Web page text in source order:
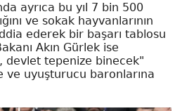
ayrıca bu yıl 7 bin 500
ve sokak hayvanlarının
ederek bir başarı tablosu
Akın Gürlek ise
devlet tepenize binecek"
uyuşturucu baronlarına